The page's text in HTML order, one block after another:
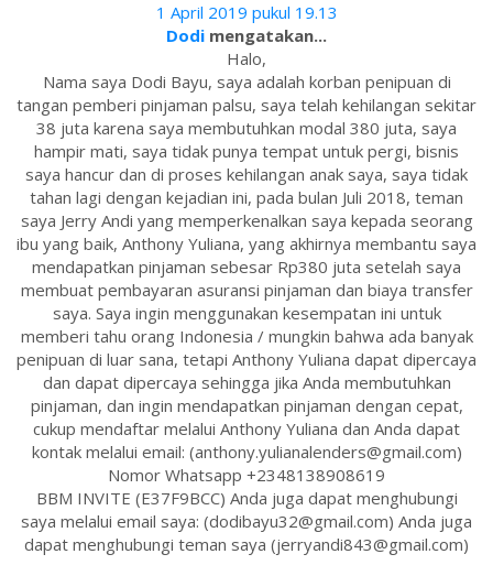
1 April 2019 pukul 19.13
Dodi mengatakan...
Halo,
Nama saya Dodi Bayu, saya adalah korban penipuan di
tangan pemberi pinjaman palsu, saya telah kehilangan sekitar
38 juta karena saya membutuhkan modal 380 juta, saya
hampir mati, saya tidak punya tempat untuk pergi, bisnis
saya hancur dan di proses kehilangan anak saya, saya tidak
tahan lagi dengan kejadian ini, pada bulan Juli 2018, teman
saya Jerry Andi yang memperkenalkan saya kepada seorang
ibu yang baik, Anthony Yuliana, yang akhirnya membantu saya
mendapatkan pinjaman sebesar Rp380 juta setelah saya
membuat pembayaran asuransi pinjaman dan biaya transfer
saya. Saya ingin menggunakan kesempatan ini untuk
memberi tahu orang Indonesia / mungkin bahwa ada banyak
penipuan di luar sana, tetapi Anthony Yuliana dapat dipercaya
dan dapat dipercaya sehingga jika Anda membutuhkan
pinjaman, dan ingin mendapatkan pinjaman dengan cepat,
cukup mendaftar melalui Anthony Yuliana dan Anda dapat
kontak melalui email: (anthony.yulianalenders@gmail.com)
Nomor Whatsapp +2348138908619
BBM INVITE (E37F9BCC) Anda juga dapat menghubungi
saya melalui email saya: (dodibayu32@gmail.com) Anda juga
dapat menghubungi teman saya (jerryandi843@gmail.com)